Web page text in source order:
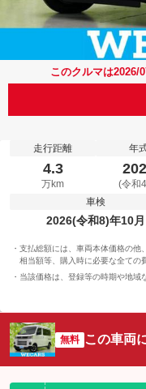
このクルマは2026/
走行距離
4.3
万km
年
(令和
車検
2026(令和8)年10月
支払総額には、車両本体価格の他
相当額等、購入時に必要な全ての
当該価格は、登録等の時期や地域
無料 この車両